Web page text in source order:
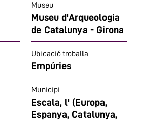
Museu
Museu d'Arqueologia
de Catalunya - Girona
Ubicació troballa
Empúries
Municipi
Escala, l' (Europa,
Espanya, Catalunya,